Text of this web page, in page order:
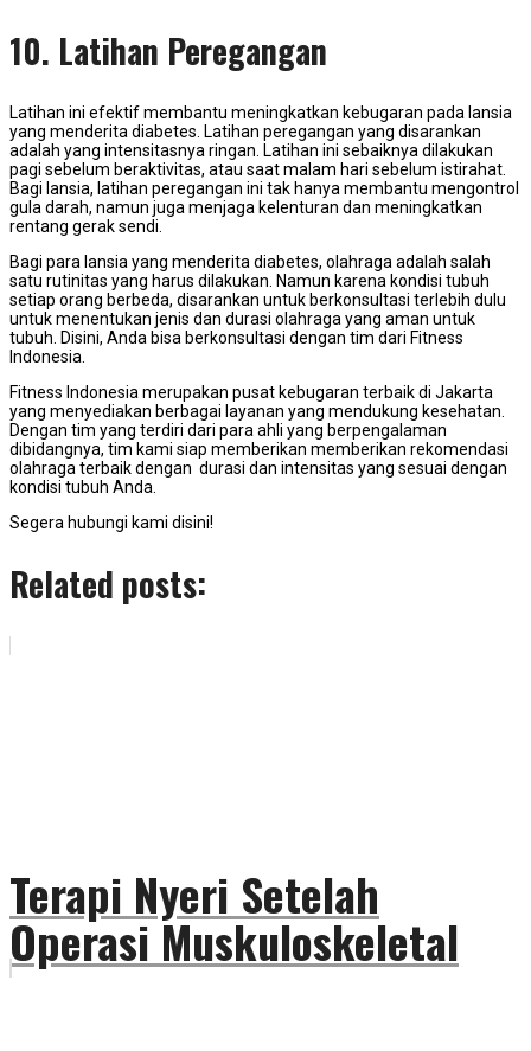
10. Latihan Peregangan
Latihan ini efektif membantu meningkatkan kebugaran pada lansia
yang menderita diabetes. Latihan peregangan yang disarankan
adalah yang intensitasnya ringan. Latihan ini sebaiknya dilakukan
pagi sebelum beraktivitas, atau saat malam hari sebelum istirahat.
Bagi lansia, latihan peregangan ini tak hanya membantu mengontrol
gula darah, namun juga menjaga kelenturan dan meningkatkan
rentang gerak sendi.
Bagi para lansia yang menderita diabetes, olahraga adalah salah
satu rutinitas yang harus dilakukan. Namun karena kondisi tubuh
setiap orang berbeda, disarankan untuk berkonsultasi terlebih dulu
untuk menentukan jenis dan durasi olahraga yang aman untuk
tubuh. Disini, Anda bisa berkonsultasi dengan tim dari Fitness
Indonesia.
Fitness Indonesia merupakan pusat kebugaran terbaik di Jakarta
yang menyediakan berbagai layanan yang mendukung kesehatan.
Dengan tim yang terdiri dari para ahli yang berpengalaman
dibidangnya, tim kami siap memberikan memberikan rekomendasi
olahraga terbaik dengan durasi dan intensitas yang sesuai dengan
kondisi tubuh Anda.
Segera hubungi kami disini!
Related posts:
Terapi Nyeri Setelah
Operasi Muskuloskeletal